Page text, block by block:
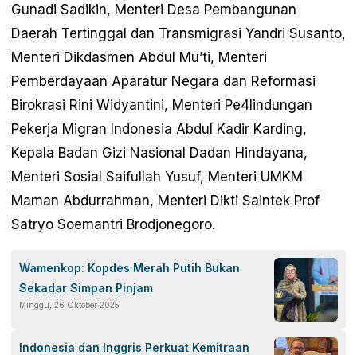
Gunadi Sadikin, Menteri Desa Pembangunan
Daerah Tertinggal dan Transmigrasi Yandri Susanto,
Menteri Dikdasmen Abdul Mu’ti, Menteri
Pemberdayaan Aparatur Negara dan Reformasi
Birokrasi Rini Widyantini, Menteri Pe4lindungan
Pekerja Migran Indonesia Abdul Kadir Karding,
Kepala Badan Gizi Nasional Dadan Hindayana,
Menteri Sosial Saifullah Yusuf, Menteri UMKM
Maman Abdurrahman, Menteri Dikti Saintek Prof
Satryo Soemantri Brodjonegoro.
Wamenkop: Kopdes Merah Putih Bukan
Sekadar Simpan Pinjam
Minggu, 26 Oktober 2025
Indonesia dan Inggris Perkuat Kemitraan